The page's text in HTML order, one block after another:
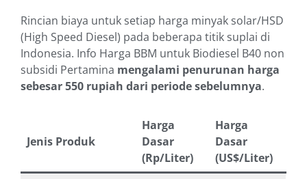
Rincian biaya untuk setiap harga minyak solar/HSD
(High Speed Diesel) pada beberapa titik suplai di
Indonesia. Info Harga BBM untuk Biodiesel B40 non
subsidi Pertamina mengalami penurunan harga
sebesar 550 rupiah dari periode sebelumnya.
Jenis Produk
Harga
Dasar
(Rp/Liter)
Harga
Dasar
(US$/Liter)